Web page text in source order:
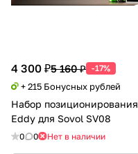
4 300 ₽5 160 ₽ -17%
+ 215 Бонусных рублей
Набор позиционирования
Eddy для Sovol SV08
0 0 Нет в наличии